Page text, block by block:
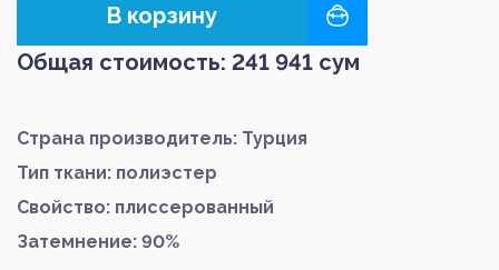
В корзину
Общая стоимость: 241 941 сум
Страна производитель: Турция
Тип ткани: полиэстер
Свойство: плиссерованный
Затемнение: 90%